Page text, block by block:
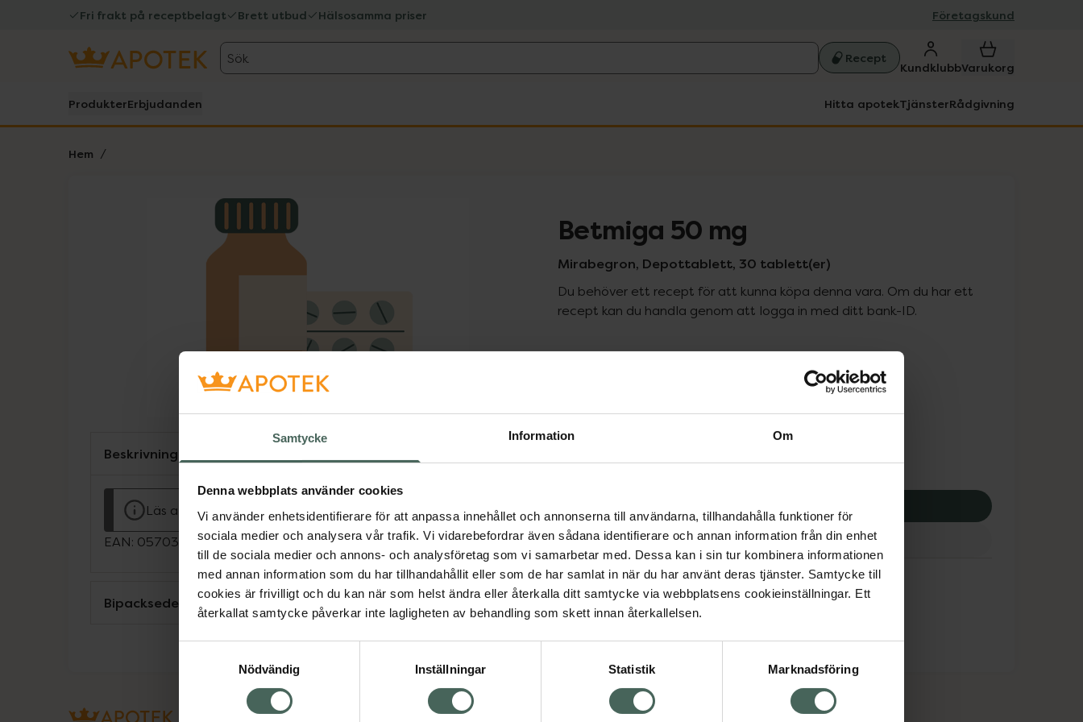
Samtycke Information Om
Denna webbplats använder cookies
Vi använder enhetsidentifierare för att anpassa innehållet och annonserna till användarna, tillhandahålla funktioner för
sociala medier och analysera vår trafik. Vi vidarebefordrar även sådana identifierare och annan information från din enhet
till de sociala medier och annons- och analysföretag som vi samarbetar med. Dessa kan i sin tur kombinera informationen
med annan information som du har tillhandahållit eller som de har samlat in när du har använt deras tjänster. Samtycke till
cookies är frivilligt och du kan när som helst ändra eller återkalla ditt samtycke via webbplatsens cookieinställningar. Ett
återkallat samtycke påverkar inte lagligheten av behandling som skett innan återkallelsen.
Nödvändig
Inställningar Statistik Marknadsföring
Fri frakt på receptbelagt Brett utbud Hälsosamma priser Företagskund
Sök Recept
KundklubbVarukorg
ProdukterErbjudanden Hitta apotekTjänsterRådgivning
Hem
Lista: . Innehåller 1 objekt. Betmiga 50 mg
Mirabegron, Depottablett, 30 tablett(er)
Du behöver ett recept för att kunna köpa denna vara. Om du har ett
recept kan du handla genom att logga in med ditt bank-ID.
Pris med recept
Högkostnadsskyddet gäller
400,35 kr
I apotek:400,35 kr
Köp via ditt recept
Aktuella erbjudanden
Beskrivning
Läs alltid bipacksedeln innan användning.
EAN: 05703483020033
Bipacksedel från FASS Visa
Om recept och läkemedel